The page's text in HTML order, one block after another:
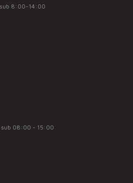
8:00-14:00
08:00 - 15:00